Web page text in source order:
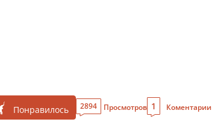
Понравилось 2894 Просмотров 1 Коментарии